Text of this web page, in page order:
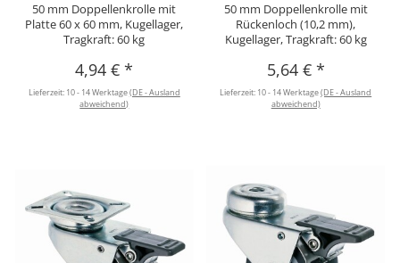
50 mm Doppellenkrolle mit
Platte 60 x 60 mm, Kugellager,
Tragkraft: 60 kg
4,94 €*
Lieferzeit: 10 - 14 Werktage(DE - Ausland
abweichend)
50 mm Doppellenkrolle mit
Rückenloch (10,2 mm),
Kugellager, Tragkraft: 60 kg
5,64 € *
Lieferzeit: 10 - 14 Werktage(DE - Ausland
abweichend)